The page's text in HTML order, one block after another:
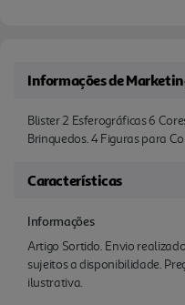
Informações de
Blister 2 Esferográficas 6
Brinquedos. 4 Figuras para
Características
Informações
Artigo Sortido. Envio
sujeitos a disponibilidade.
ilustrativa.